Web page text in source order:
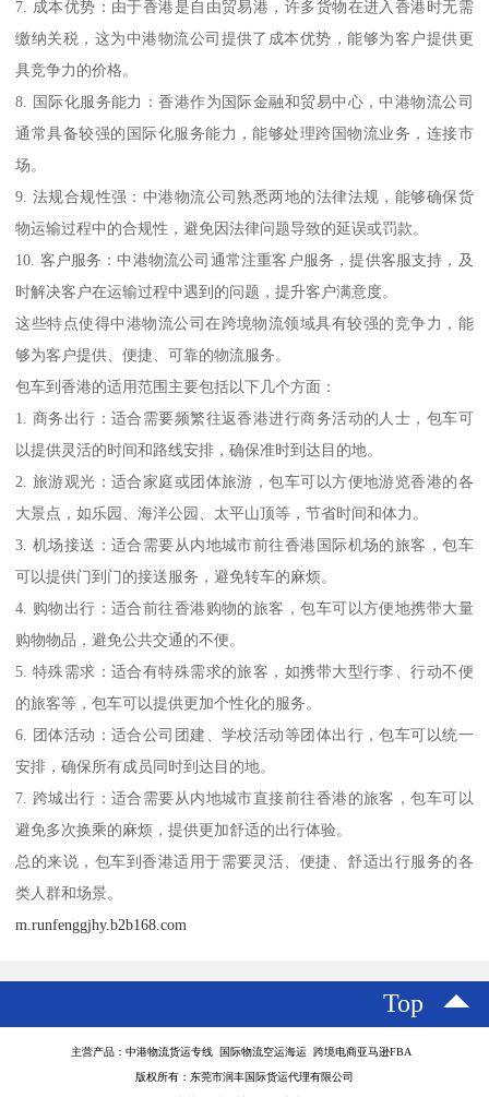
7. 成本优势：由于香港是自由贸易港，许多货物在进入香港时无需
缴纳关税，这为中港物流公司提供了成本优势，能够为客户提供更
具竞争力的价格。
8. 国际化服务能力：香港作为国际金融和贸易中心，中港物流公司
通常具备较强的国际化服务能力，能够处理跨国物流业务，连接市
场。
9. 法规合规性强：中港物流公司熟悉两地的法律法规，能够确保货
物运输过程中的合规性，避免因法律问题导致的延误或罚款。
10. 客户服务：中港物流公司通常注重客户服务，提供客服支持，及
时解决客户在运输过程中遇到的问题，提升客户满意度。
这些特点使得中港物流公司在跨境物流领域具有较强的竞争力，能
够为客户提供、便捷、可靠的物流服务。
包车到香港的适用范围主要包括以下几个方面：
1. 商务出行：适合需要频繁往返香港进行商务活动的人士，包车可
以提供灵活的时间和路线安排，确保准时到达目的地。
2. 旅游观光：适合家庭或团体旅游，包车可以方便地游览香港的各
大景点，如乐园、海洋公园、太平山顶等，节省时间和体力。
3. 机场接送：适合需要从内地城市前往香港国际机场的旅客，包车
可以提供门到门的接送服务，避免转车的麻烦。
4. 购物出行：适合前往香港购物的旅客，包车可以方便地携带大量
购物物品，避免公共交通的不便。
5. 特殊需求：适合有特殊需求的旅客，如携带大型行李、行动不便
的旅客等，包车可以提供更加个性化的服务。
6. 团体活动：适合公司团建、学校活动等团体出行，包车可以统一
安排，确保所有成员同时到达目的地。
7. 跨城出行：适合需要从内地城市直接前往香港的旅客，包车可以
避免多次换乘的麻烦，提供更加舒适的出行体验。
总的来说，包车到香港适用于需要灵活、便捷、舒适出行服务的各
类人群和场景。
m.runfenggjhy.b2b168.com
Top
主营产品：中港物流货运专线 国际物流空运海运 跨境电商亚马逊FBA
版权所有：东莞市润丰国际货运代理有限公司